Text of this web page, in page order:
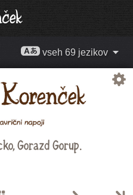
vseh 69 jezikov
,Gorazd Gorup.